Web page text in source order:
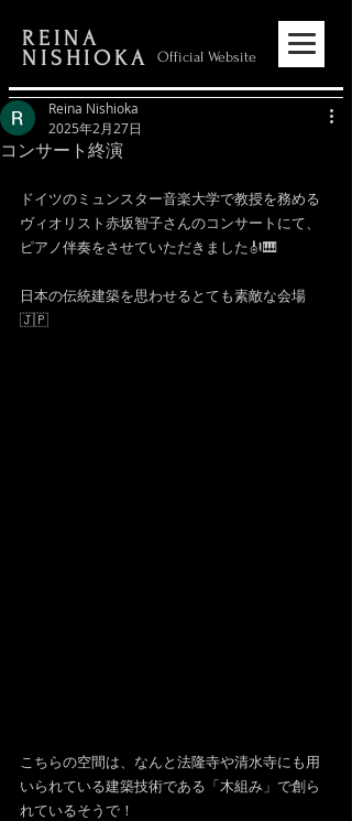
REINA
NISHIOKA
Official Website
コンサート終演
Reina Nishioka
2025年2月27日
ドイツのミュンスター音楽大学で教授を務める
ヴィオリスト赤坂智子さんのコンサートにて、
ピアノ伴奏をさせていただきました🎻🎹
日本の伝統建築を思わせるとても素敵な会場
🇯🇵
こちらの空間は、なんと法隆寺や清水寺にも用
いられている建築技術である「木組み」で創ら
れているそうで！